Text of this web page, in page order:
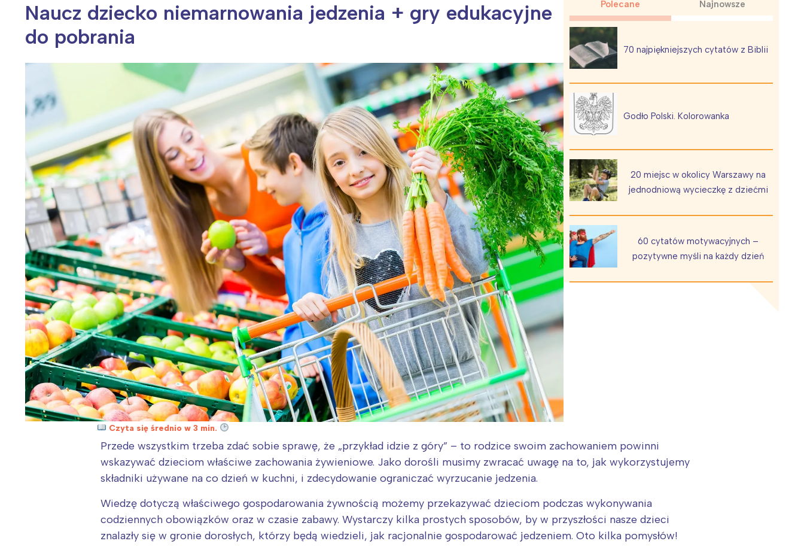
Wiosenny koncert ptaków na płocie Kwitnąca wiśnia i jej płatki Pszczoła i kwitnący ul
Naucz dziecko niemarnowania jedzenia + gry edukacyjne
do pobrania
Polecane Najnowsze
70 najpiękniejszych cytatów z Biblii
Godło Polski. Kolorowanka
20 miejsc w okolicy Warszawy na
jednodniową wycieczkę z dziećmi
60 cytatów motywacyjnych –
pozytywne myśli na każdy dzień
Czyta się średnio w 3 min.
Przede wszystkim trzeba zdać sobie sprawę, że „przykład idzie z góry” – to rodzice swoim zachowaniem powinni
wskazywać dzieciom właściwe zachowania żywieniowe. Jako dorośli musimy zwracać uwagę na to, jak wykorzystujemy
składniki używane na co dzień w kuchni, i zdecydowanie ograniczać wyrzucanie jedzenia.
Wiedzę dotyczą właściwego gospodarowania żywnością możemy przekazywać dzieciom podczas wykonywania
codziennych obowiązków oraz w czasie zabawy. Wystarczy kilka prostych sposobów, by w przyszłości nasze dzieci
znalazły się w gronie dorosłych, którzy będą wiedzieli, jak racjonalnie gospodarować jedzeniem. Oto kilka pomysłów!